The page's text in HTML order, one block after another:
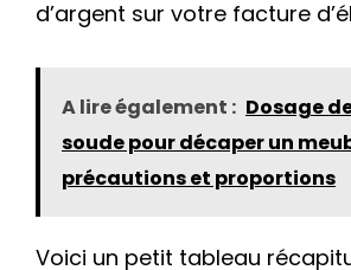
d’argent sur votre facture
A lire également : Dosage
soude pour décaper un
précautions et proportions
Voici un petit tableau